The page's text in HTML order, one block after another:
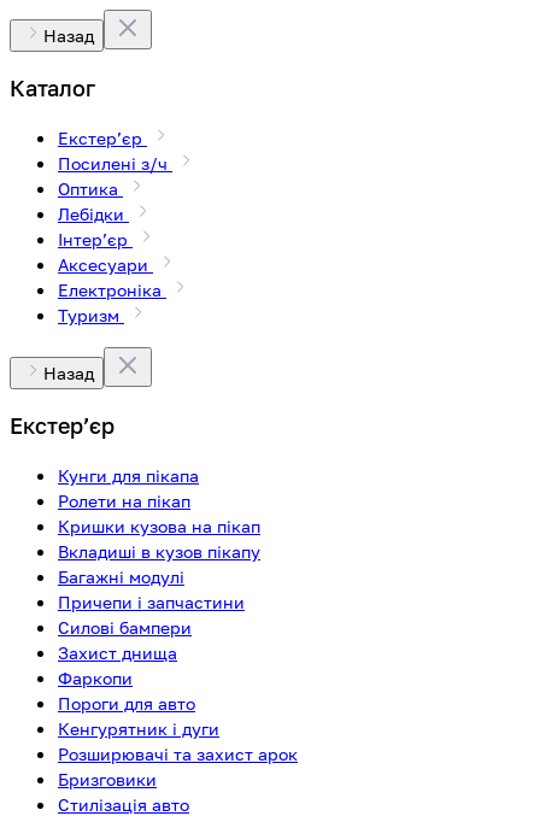
Назад
Каталог
Екстерʼєр
Посилені з/ч
Оптика
Лебідки
Інтерʼєр
Аксесуари
Електроніка
Туризм
Назад
Екстерʼєр
Кунги для пікапа
Ролети на пікап
Кришки кузова на пікап
Вкладиші в кузов пікапу
Багажні модулі
Причепи і запчастини
Силові бампери
Захист днища
Фаркопи
Пороги для авто
Кенгурятник і дуги
Розширювачі та захист арок
Бризговики
Стилізація авто